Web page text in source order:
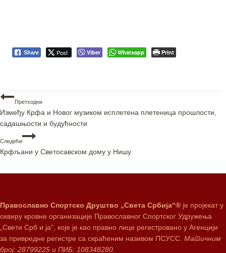
Share Post Viber Whatsapp Print
Претходни
Између Крфа и Новог музиком исплетена плетеница прошлости,
садашњости и будућности
Следећи
Крфљани у Светосавском дому у Нишу
Православно Спортско Друштво „Света Србија“® је пројекат у
оквиру кровне организације Православног Спортског Удружења
„Свети Срб и ја“, које је као правно лице регистровано у Агенцији
за привредне регистре са скраћеним називом ПСУСС. Матичним
број: 28799225 и ПИБ: 108348280.